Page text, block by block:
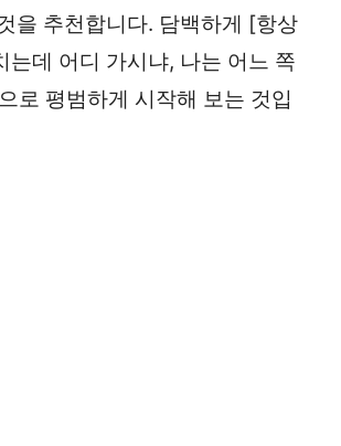
을 추천합니다. 담백하게 [항상
는데 어디 가시냐, 나는 어느 쪽
로 평범하게 시작해 보는 것입